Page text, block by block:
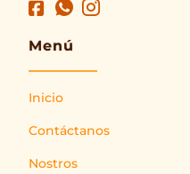
Menú
Inicio
Contáctanos
Nostros